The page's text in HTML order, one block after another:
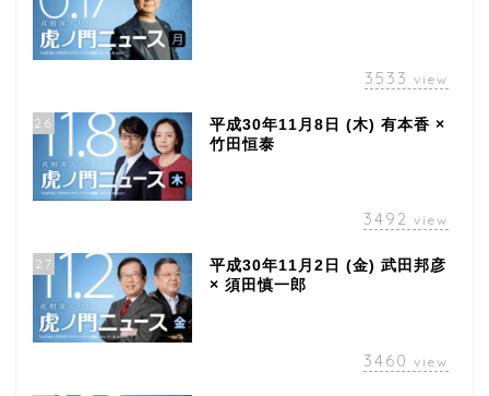
3533 view
26
平成30年11月8日 (木) 有本香 ×
竹田恒泰
3492 view
27
平成30年11月2日 (金) 武田邦彦
× 須田慎一郎
3460 view